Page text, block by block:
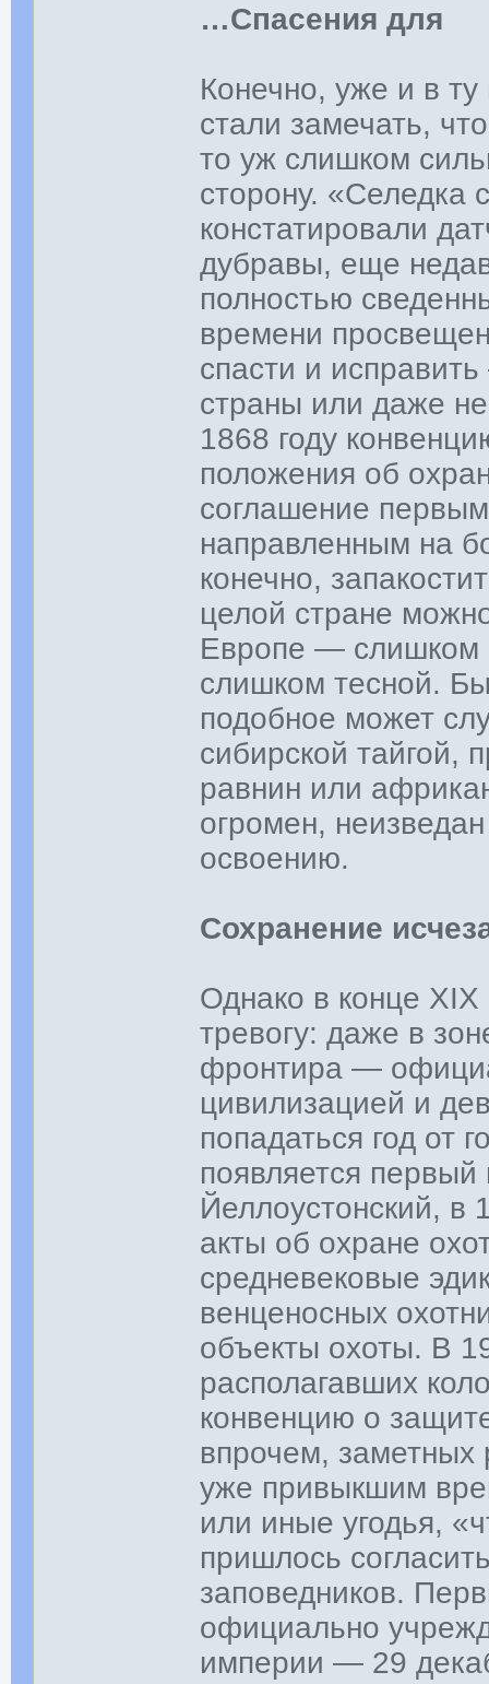
…Спасения для
Конечно, уже и в
стали замечать,
то уж слишком
сторону. «Селедка
констатировали
дубравы, еще
полностью
времени
спасти и
страны или даже
1868 году
положения об
соглашение
направленным на
конечно,
целой стране
Европе — слишком
слишком тесной.
подобное может
сибирской тайгой,
равнин или
огромен,
освоению.
Сохранение
Однако в конце XIX
тревогу: даже в
фронтира —
цивилизацией и
попадаться год от
появляется
Йеллоустонский, в
акты об охране
средневековые
венценосных
объекты охоты. В
располагавших
конвенцию о
впрочем, заметных
уже привыкшим
или иные угодья,
пришлось
заповедников.
официально
империи — 29